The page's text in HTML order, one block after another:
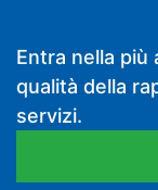
Entra nella più
qualità della
servizi.